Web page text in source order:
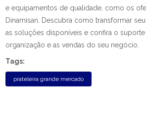
e equipamentos de qualidade, como os
Dinamisan. Descubra como transformar
as soluções disponíveis e confira o
organização e as vendas do seu negócio.
Tags:
prateleira grande mercado